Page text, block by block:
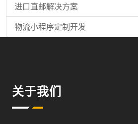
进口直邮解决方案
物流小程序定制开发
关于我们